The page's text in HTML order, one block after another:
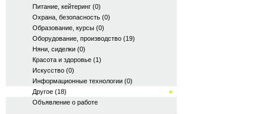
Питание, кейтеринг (0)
Охрана, безопасность (0)
Образование, курсы (0)
Оборудование, производство (19)
Няни, сиделки (0)
Красота и здоровье (1)
Искусство (0)
Информационные технологии (0)
Другое (18)
Объявление о работе